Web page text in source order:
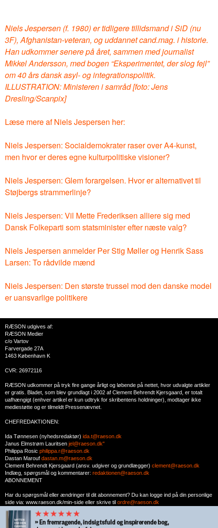
Niels Jespersen (f. 1980) er tidligere tillidsmand i SiD (nu
3F), Afghanistan-veteran, og uddannet cand.mag. i historie.
Han udkommer senere på året, sammen med journalist
Mikkel Andersson, med bogen “Eksperimentet, der slog fejl”
om 40 års dansk asyl- og integrationspolitik.
ILLUSTRATION: Ministeren i samråd [foto: Jens
Dresling/Scanpix]
Læse mere af Niels Jespersen her:
Niels Jespersen: Socialdemokrater raser over A4-kunst,
men hvor er deres egne kulturpolitiske visioner?
Niels Jespersen: Glem forargelsen. Hvor er alternativet til
Støjbergs strammerlinje?
Niels Jespersen: Vil Mette Frederiksen alliere sig med
Dansk Folkeparti som statsminister efter næste valg?
Niels Jespersen anmelder Per Stig Møller og Henrik Sass
Larsen: To rådvilde mænd
Niels Jespersen: Den største trussel mod den danske model
er uansvarlige politikere
RÆSON udgives af:
RÆSON Medier
c/o Vartov
Farvergade 27A
1463 København K
CVR: 26972116
RÆSON udkommer på tryk fire gange årligt og løbende på nettet, hvor udvalgte artikler
er gratis. Bladet, som blev grundlagt i 2002 af Clement Behrendt Kjersgaard, er totalt
uafhængigt (enhver artikel er kun udtryk for skribentens holdninger), modtager ikke
mediestøtte og er tilmeldt Pressenævnet.
CHEFREDAKTIONEN:
Ida Tønnesen (nyhedsredaktør) ida.t@raeson.dk
Janus Elmstrøm Lauritsen jel@raeson.dk"
Philippa Rosic philippa.r@raeson.dk
Dastan Marouf dastan.m@raeson.dk
Clement Behrendt Kjersgaard (ansv. udgiver og grundlægger) clement@raeson.dk
Indlæg, spørgsmål og kommentarer: redaktionen@raeson.dk
ABONNEMENT
Har du spørgsmål eller ændringer til dit abonnement? Du kan logge ind på din personlige
side via: www.raeson.dk/min-side eller skrive til ordre@raeson.dk